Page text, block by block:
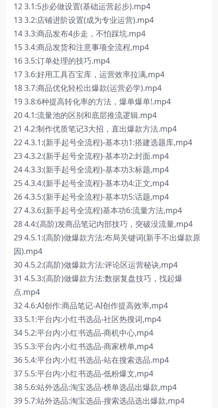
12 3.1:5步必做设置(基础运营起步).mp4
13 3.2:店铺进阶设置(成为专业运营).mp4
14 3.3:商品发布4步走，不怕踩坑.mp4
15 3.4:商品发货和注意事项全流程,mp4
16 3.5:订单处理的技巧.mp4
17 3.6:好用工具百宝库，运营效率拉满,mp4
18 3.7:商品优化轻松出爆款(运营必学).mp4
19 3.8:6种提高转化率的方法，爆单爆单!.mp4
20 4.1:流量池的区别和底层推流逻辑.mp4
21 4.2:制作优质笔记3大招，直出爆款方法.mp4
22 4.3.1:(新手起号全流程)-基本功1:搭建选题库,mp4
23 4.3.2:(新手起号全流程)-基本功2:封面.mp4
24 4.3.3:(新手起号全流程)-基本功3:标题,mp4
25 4.3.4:(新手起号全流程)-基本功4:正文,mp4
26 4.3.5:(新手起号全流程)-基本功5:话题,mp4
27 4.3.6:(新手起号全流程)基本功6:流量方法,mp4
28 4.4:(高阶)发商品笔记内部技巧，突破没流量,mp4
29 4.5.1:(高阶)做爆款方法:布局关键词(新手不出爆款原
因).mp4
30 4.5.2:(高阶)做爆款方法:评论区运营秘诀,mp4
31 4.5.3:(高阶)做爆款方法:数据复盘技巧，找起爆
点.mp4
32 4.6:AI创作:商品笔记-AI创作提高效率,mp4
33 5.1:平台内:小红书选品-社区热搜词,mp4
34 5.2:平台内:小红书选品-商机中心,mp4
35 5.3:平台内:小红书选品-商家榜单,mp4
36 5.4:平台内:小红书选品-站在搜索选品.mp4
37 5.5:平台内:小红书选品-低粉爆文,mp4
38 5.6:站外选品:淘宝选品-榜单选品出爆款,mp4
39 5.7:站外选品:淘宝选品-搜索选品选出爆款,mp4